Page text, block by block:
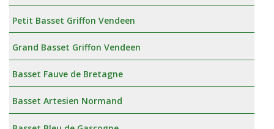
Petit Basset Griffon Vendeen
Grand Basset Griffon Vendeen
Basset Fauve de Bretagne
Basset Artesien Normand